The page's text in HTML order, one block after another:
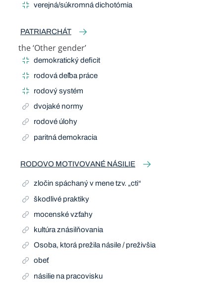
verejná/súkromná dichotómia
PATRIARCHÁT
the ‘Other gender’
Related Term
demokratický deficit
rodová deľba práce
rodový systém
dvojaké normy
rodové úlohy
paritná demokracia
RODOVO MOTIVOVANÉ NÁSILIE
zločin spáchaný v mene tzv. „cti“
škodlivé praktiky
mocenské vzťahy
kultúra znásilňovania
Osoba, ktorá prežila násile / preživšia
obeť
násilie na pracovisku